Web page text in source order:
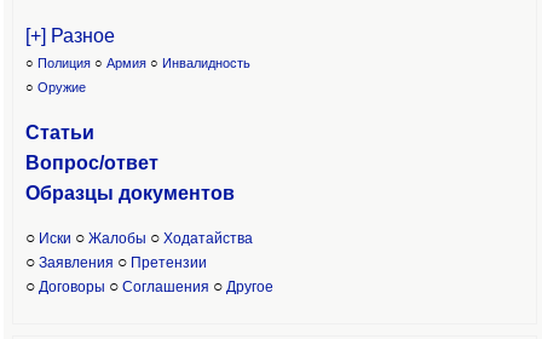
[+] Разное
○ Полиция ○ Армия ○ Инвалидность
○ Оружие
Статьи
Вопрос/ответ
Образцы документов
○ Иски ○ Жалобы ○ Ходатайства
○ Заявления ○ Претензии
○ Договоры ○ Соглашения ○ Другое